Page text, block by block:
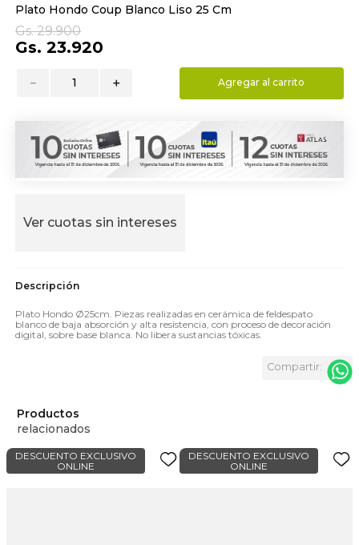
Plato Hondo Coup Blanco Liso 25 Cm
Gs. 29.900
Gs. 23.920
＋
－ Agregar al carrito
Ver cuotas sin intereses
Plato Hondo Ø25cm. Piezas realizadas en cerámica de feldespato
blanco de baja absorción y alta resistencia, con proceso de decoración
digital, sobre base blanca. No libera sustancias tóxicas.
Productos
relacionados
DESCUENTO EXCLUSIVO
ONLINE
DESCUENTO EXCLUSIVO
ONLINE
9.
almohada
10. toalla